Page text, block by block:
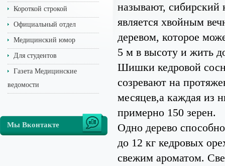
Короткой строкой
Официальный отдел
Медицинский юмор
Для студентов
Газета Медицинские
ведомости
Мы Вконтакте
называют, сибирский
является хвойным
деревом, которое
5 м в высоту и жить
Шишки кедровой
созревают на
месяцев,а каждая из
примерно 150 зерен.
Одно дерево
до 12 кг кедровых
свежим ароматом.